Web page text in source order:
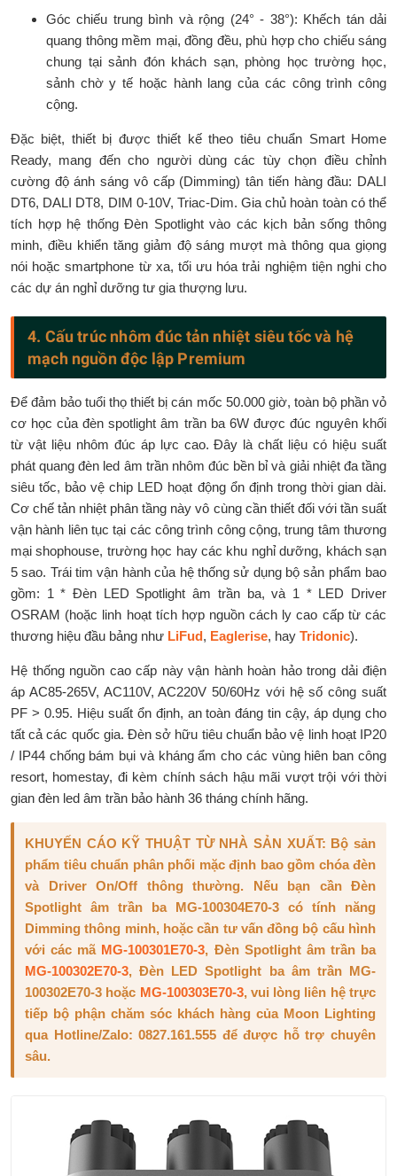
Góc chiếu trung bình và rộng (24° - 38°): Khếch tán dải
quang thông mềm mại, đồng đều, phù hợp cho chiếu sáng
chung tại sảnh đón khách sạn, phòng học trường học,
sảnh chờ y tế hoặc hành lang của các công trình công
cộng.
Đặc biệt, thiết bị được thiết kế theo tiêu chuẩn Smart Home
Ready, mang đến cho người dùng các tùy chọn điều chỉnh
cường độ ánh sáng vô cấp (Dimming) tân tiến hàng đầu: DALI
DT6, DALI DT8, DIM 0-10V, Triac-Dim. Gia chủ hoàn toàn có thể
tích hợp hệ thống Đèn Spotlight vào các kịch bản sống thông
minh, điều khiển tăng giảm độ sáng mượt mà thông qua giọng
nói hoặc smartphone từ xa, tối ưu hóa trải nghiệm tiện nghi cho
các dự án nghỉ dưỡng tư gia thượng lưu.
4. Cấu trúc nhôm đúc tản nhiệt siêu tốc và hệ
mạch nguồn độc lập Premium
Để đảm bảo tuổi thọ thiết bị cán mốc 50.000 giờ, toàn bộ phần vỏ
cơ học của đèn spotlight âm trần ba 6W được đúc nguyên khối
từ vật liệu nhôm đúc áp lực cao. Đây là chất liệu có hiệu suất
phát quang đèn led âm trần nhôm đúc bền bỉ và giải nhiệt đa tầng
siêu tốc, bảo vệ chip LED hoạt động ổn định trong thời gian dài.
Cơ chế tản nhiệt phân tầng này vô cùng cần thiết đối với tần suất
vận hành liên tục tại các công trình công cộng, trung tâm thương
mại shophouse, trường học hay các khu nghỉ dưỡng, khách sạn
5 sao. Trái tim vận hành của hệ thống sử dụng bộ sản phẩm bao
gồm: 1 * Đèn LED Spotlight âm trần ba, và 1 * LED Driver
OSRAM (hoặc linh hoạt tích hợp nguồn cách ly cao cấp từ các
thương hiệu đầu bảng như LiFud, Eaglerise, hay Tridonic).
Hệ thống nguồn cao cấp này vận hành hoàn hảo trong dải điện
áp AC85-265V, AC110V, AC220V 50/60Hz với hệ số công suất
PF > 0.95. Hiệu suất ổn định, an toàn đáng tin cậy, áp dụng cho
tất cả các quốc gia. Đèn sở hữu tiêu chuẩn bảo vệ linh hoạt IP20
/ IP44 chống bám bụi và kháng ẩm cho các vùng hiên ban công
resort, homestay, đi kèm chính sách hậu mãi vượt trội với thời
gian đèn led âm trần bảo hành 36 tháng chính hãng.
KHUYẾN CÁO KỸ THUẬT TỪ NHÀ SẢN XUẤT: Bộ sản
phẩm tiêu chuẩn phân phối mặc định bao gồm chóa đèn
và Driver On/Off thông thường. Nếu bạn cần Đèn
Spotlight âm trần ba MG-100304E70-3 có tính năng
Dimming thông minh, hoặc cần tư vấn đồng bộ cấu hình
với các mã MG-100301E70-3, Đèn Spotlight âm trần ba
MG-100302E70-3, Đèn LED Spotlight ba âm trần MG-
100302E70-3 hoặc MG-100303E70-3, vui lòng liên hệ trực
tiếp bộ phận chăm sóc khách hàng của Moon Lighting
qua Hotline/Zalo: 0827.161.555 để được hỗ trợ chuyên
sâu.